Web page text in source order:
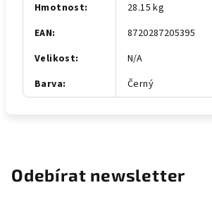
Hmotnost:
28.15 kg
EAN:
8720287205395
Velikost:
N/A
Barva: Černý
Odebírat newsletter